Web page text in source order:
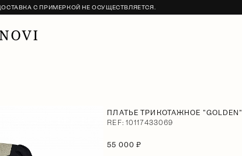
С ПРИМЕРКОЙ НЕ ОСУЩЕСТВЛЯЕТСЯ.
ПЛАТЬЕ ТРИКОТАЖНОЕ "GOLDEN"
REF: 10117433069
55 000 ₽